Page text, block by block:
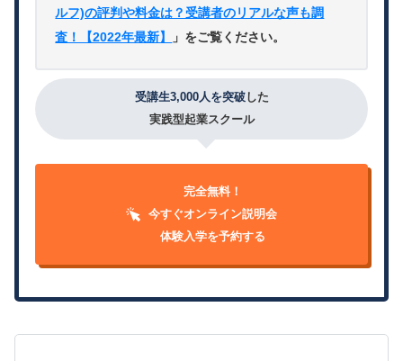
ルフ)の評判や料金は？受講者のリアルな声も調
査！【2022年最新】
」をご覧ください。
受講生3,000人を突破した
実践型起業スクール
完全無料！
今すぐオンライン説明会
体験入学を予約する